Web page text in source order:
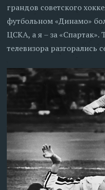
грандов советского
футбольном «Динамо»
ЦСКА, а я – за «Спартак».
телевизора разгорались